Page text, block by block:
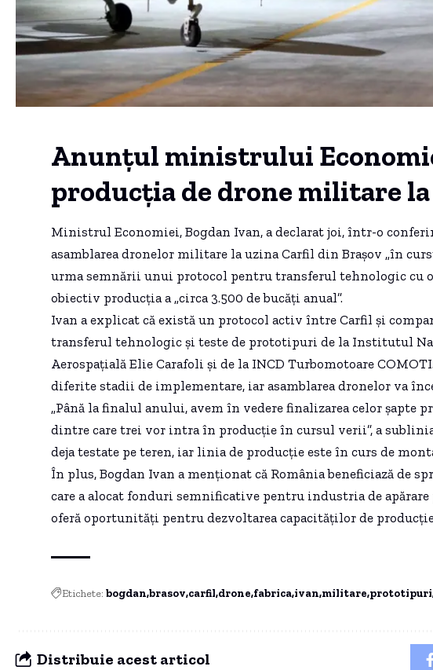
Anunțul ministrului
producția de drone militare la
Ministrul Economiei, Bogdan Ivan, a declarat joi, într-o
asamblarea dronelor militare la uzina Carfil din Brașov „în
urma semnării unui protocol pentru transferul tehnologic cu o
obiectiv producția a „circa 3.500 de bucăți anual”.
Ivan a explicat că există un protocol activ între Carfil și
transferul tehnologic și teste de prototipuri de la Institutul
Aerospațială Elie Carafoli și de la INCD Turbomotoare
diferite stadii de implementare, iar asamblarea dronelor va
„Până la finalul anului, avem în vedere finalizarea celor șapte
dintre care trei vor intra în producție în cursul verii”, a
deja testate pe teren, iar linia de producție este în curs de
În plus, Bogdan Ivan a menționat că România beneficiază de
care a alocat fonduri semnificative pentru industria de apărare
oferă oportunități pentru dezvoltarea capacităților de
Etichete: bogdan brasov carfil drone fabricaivan militare prototipuri
Distribuie acest articol